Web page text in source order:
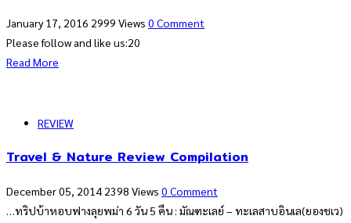
January 17, 2016 2999 Views 0 Comment
Please follow and like us:20
Read More
REVIEW
Travel & Nature Review Compilation
December 05, 2014 2398 Views 0 Comment
…ทริปบ้าหอบฟางลุยพม่า 6 วัน 5 คืน : มัณฑะเลย์ – ทะเลสาบอินเล(ยองชเว)